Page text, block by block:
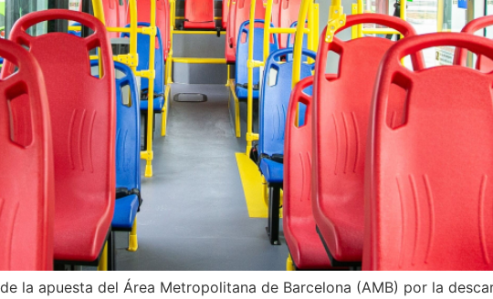
la apuesta del Área Metropolitana de Barcelona (AMB) por la